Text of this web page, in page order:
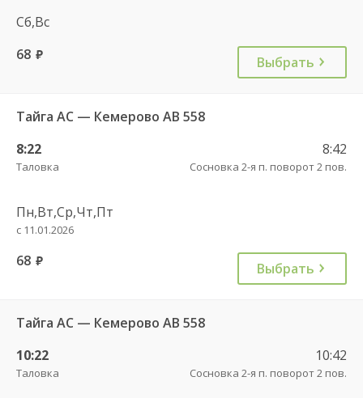
Сб,Вс
68 руб. Выбрать
Тайга АС — Кемерово АВ 558
8:22
Таловка
8:42
Сосновка 2-я п. поворот 2 пов.
Пн,Вт,Ср,Чт,Пт
с 11.01.2026
68 руб. Выбрать
Тайга АС — Кемерово АВ 558
10:22
Таловка
10:42
Сосновка 2-я п. поворот 2 пов.